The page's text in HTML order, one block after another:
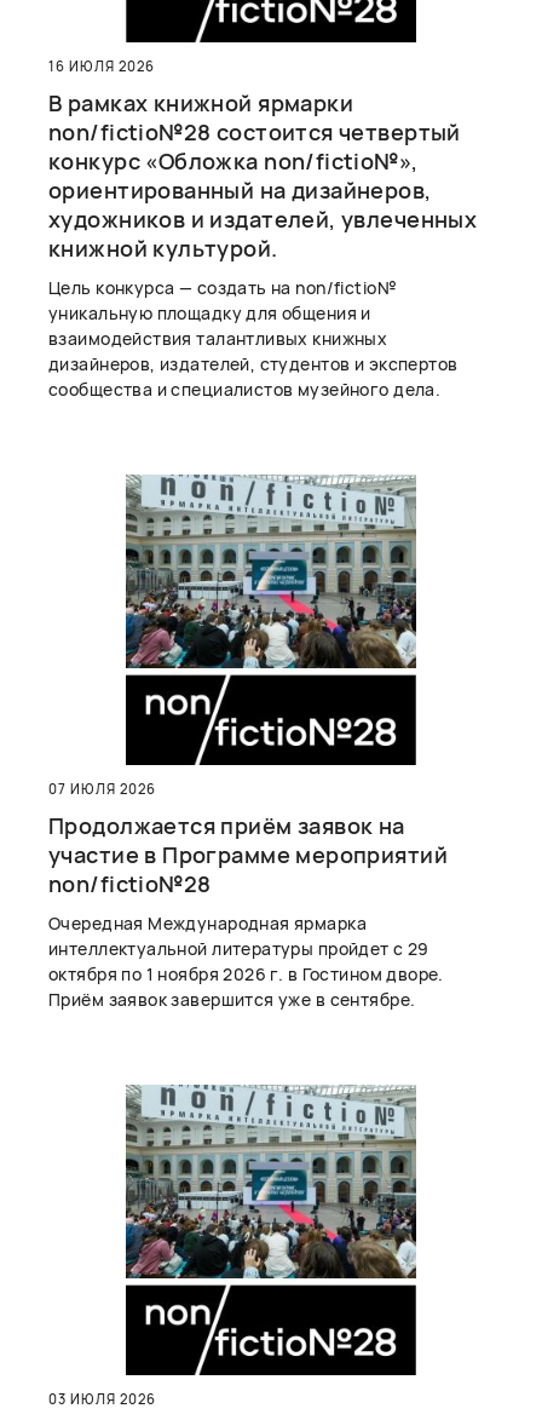
16 ИЮЛЯ 2026
В рамках книжной ярмарки
non/fictio№28 состоится четвертый
конкурс «Обложка non/fictio№»,
ориентированный на дизайнеров,
художников и издателей, увлеченных
книжной культурой.
Цель конкурса — создать на non/fictio№
уникальную площадку для общения и
взаимодействия талантливых книжных
дизайнеров, издателей, студентов и экспертов
сообщества и специалистов музейного дела.
07 ИЮЛЯ 2026
Продолжается приём заявок на
участие в Программе мероприятий
non/fictio№28
Очередная Международная ярмарка
интеллектуальной литературы пройдет с 29
октября по 1 ноября 2026 г. в Гостином дворе.
Приём заявок завершится уже в сентябре.
03 ИЮЛЯ 2026